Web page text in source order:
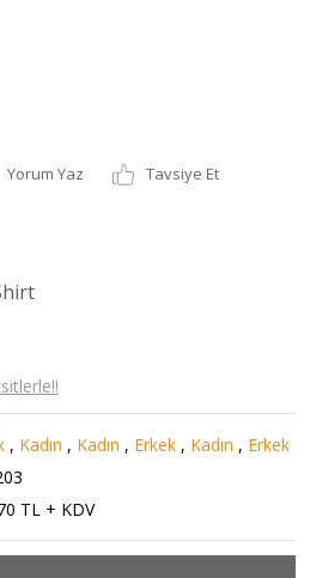
Yorum Yaz
Tavsiye Et
, Kadın , Kadın , Erkek , Kadın , Erkek
TL + KDV